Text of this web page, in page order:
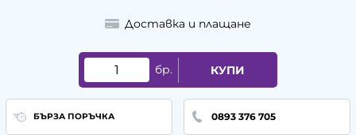
Доставка и плащане
бр. КУПИ
БЪРЗА ПОРЪЧКА 0893 376 705